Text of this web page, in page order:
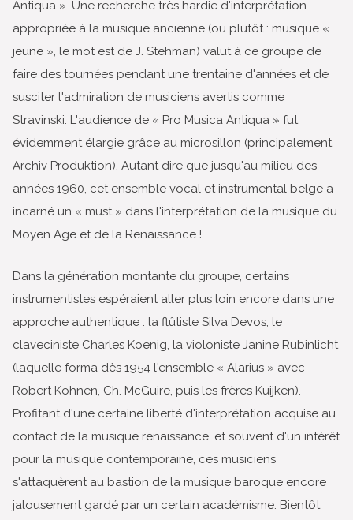
Antiqua ». Une recherche très hardie d'interprétation
appropriée à la musique ancienne (ou plutôt : musique «
jeune », le mot est de J. Stehman) valut à ce groupe de
faire des tournées pendant une trentaine d'années et de
susciter l'admiration de musiciens avertis comme
Stravinski. L'audience de « Pro Musica Antiqua » fut
évidemment élargie grâce au microsillon (principalement
Archiv Produktion). Autant dire que jusqu'au milieu des
années 1960, cet ensemble vocal et instrumental belge a
incarné un « must » dans l'interprétation de la musique du
Moyen Age et de la Renaissance !
Dans la génération montante du groupe, certains
instrumentistes espéraient aller plus loin encore dans une
approche authentique : la flûtiste Silva Devos, le
claveciniste Charles Koenig, la violoniste Janine Rubinlicht
(laquelle forma dès 1954 l'ensemble « Alarius » avec
Robert Kohnen, Ch. McGuire, puis les frères Kuijken).
Profitant d'une certaine liberté d'interprétation acquise au
contact de la musique renaissance, et souvent d'un intérêt
pour la musique contemporaine, ces musiciens
s'attaquèrent au bastion de la musique baroque encore
jalousement gardé par un certain académisme. Bientôt,